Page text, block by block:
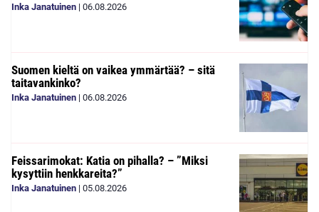
Inka Janatuinen | 06.08.2026
Suomen kieltä on vaikea ymmärtää? – sitä
taitavankinko?
Inka Janatuinen | 06.08.2026
Feissarimokat: Katia on pihalla? – ”Miksi
kysyttiin henkkareita?”
Inka Janatuinen | 05.08.2026